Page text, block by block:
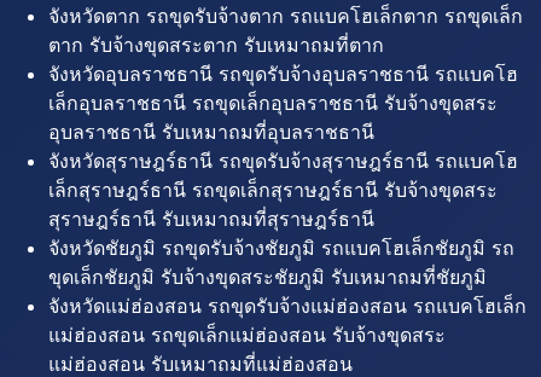
จังหวัดตาก รถขุดรับจ้างตาก รถแบคโฮเล็กตาก รถขุดเล็ก
ตาก รับจ้างขุดสระตาก รับเหมาถมที่ตาก
จังหวัดอุบลราชธานี รถขุดรับจ้างอุบลราชธานี รถแบคโฮ
เล็กอุบลราชธานี รถขุดเล็กอุบลราชธานี รับจ้างขุดสระ
อุบลราชธานี รับเหมาถมที่อุบลราชธานี
จังหวัดสุราษฎร์ธานี รถขุดรับจ้างสุราษฎร์ธานี รถแบคโฮ
เล็กสุราษฎร์ธานี รถขุดเล็กสุราษฎร์ธานี รับจ้างขุดสระ
สุราษฎร์ธานี รับเหมาถมที่สุราษฎร์ธานี
จังหวัดชัยภูมิ รถขุดรับจ้างชัยภูมิ รถแบคโฮเล็กชัยภูมิ รถ
ขุดเล็กชัยภูมิ รับจ้างขุดสระชัยภูมิ รับเหมาถมที่ชัยภูมิ
จังหวัดแม่ฮ่องสอน รถขุดรับจ้างแม่ฮ่องสอน รถแบคโฮเล็ก
แม่ฮ่องสอน รถขุดเล็กแม่ฮ่องสอน รับจ้างขุดสระ
แม่ฮ่องสอน รับเหมาถมที่แม่ฮ่องสอน